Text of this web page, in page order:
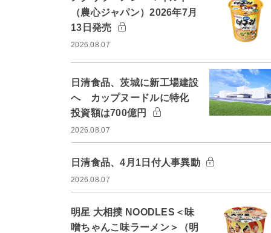
（農心ジャパン）2026年7月
13日発売
2026.08.07
日清食品、茨城に新工場建設
へ カップヌードルに特化
投資額は700億円
2026.08.07
日清食品、4月1日付人事異動
2026.08.07
明星 大相撲 NOODLES＜味
噌ちゃんこ味ラーメン＞（明